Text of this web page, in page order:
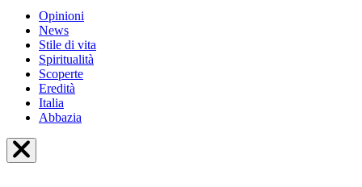
Opinioni
News
Stile di vita
Spiritualità
Scoperte
Eredità
Italia
Abbazia